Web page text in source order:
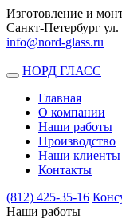
Изготовление и
Санкт-Петербург
info@nord-glass.ru
Toggle
navigation
НОРД ГЛАСС
Главная
О компании
Наши работы
Производство
Наши клиенты
Контакты
(812) 425-35-16
Наши работы